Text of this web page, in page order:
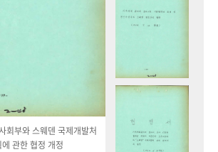
회부와 스웨덴 국제개발처
관한 협정 개정